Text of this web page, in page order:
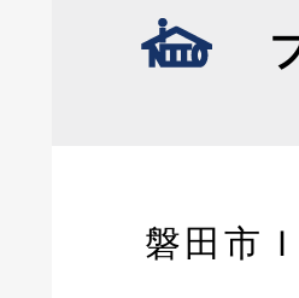
磐田市